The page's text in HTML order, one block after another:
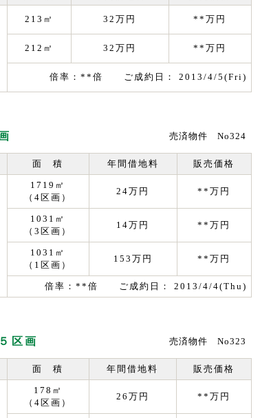
213㎡ 32万円 **万円
212㎡ 32万円 **万円
倍率：**倍 ご成約日： 2013/4/5(Fri)
売済物件 No324
面 積 年間借地料 販売価格
1719㎡
（4区画）
24万円 **万円
1031㎡
（3区画）
14万円 **万円
1031㎡
（1区画）
153万円 **万円
倍率：**倍 ご成約日： 2013/4/4(Thu)
区画 売済物件 No323
面 積 年間借地料 販売価格
178㎡
（4区画）
26万円 **万円